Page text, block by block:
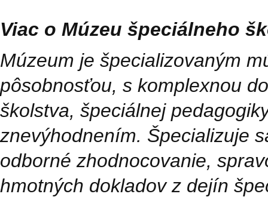
Viac o Múzeu špeciálneho
Múzeum je špecializovaným
pôsobnosťou, s komplexnou
školstva, špeciálnej
znevýhodnením. Špecializuje
odborné zhodnocovanie,
hmotných dokladov z dejín